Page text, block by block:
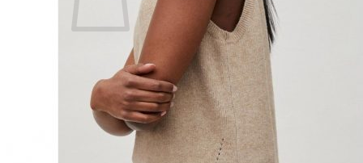
Ostoskori on tyhjä.
Takaisin kauppaan
Etsi: